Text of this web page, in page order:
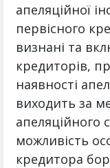
апеляційної
первісного
визнані та
кредиторів,
наявності
виходить за
апеляційного
можливість
кредитора